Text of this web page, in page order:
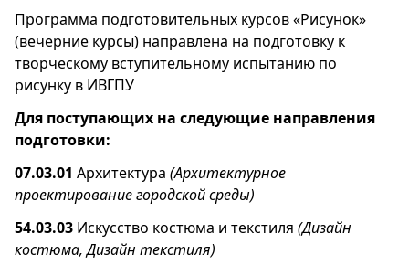
Программа подготовительных курсов «Рисунок»
(вечерние курсы) направлена на подготовку к
творческому вступительному испытанию по
рисунку в ИВГПУ
Для поступающих на следующие направления
подготовки:
07.03.01 Архитектура (Архитектурное
проектирование городской среды)
54.03.03 Искусство костюма и текстиля (Дизайн
костюма, Дизайн текстиля)